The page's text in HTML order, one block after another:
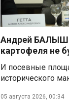
Андрей
картофеля не
И посевные
исторического
05 августа 2026, 00:34